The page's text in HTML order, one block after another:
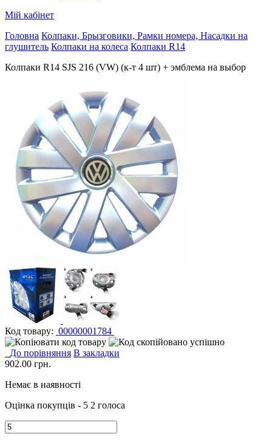
Мій кабінет
Головна Колпаки, Брызговики, Рамки номера, Насадки на
глушитель Колпаки на колеса Колпаки R14
Колпаки R14 SJS 216 (VW) (к-т 4 шт) + эмблема на выбор
Код товару: 00000001784
До порівняння В закладки
902.00 грн.
Немає в наявності
Оцінка покупців - 5 2 голоса